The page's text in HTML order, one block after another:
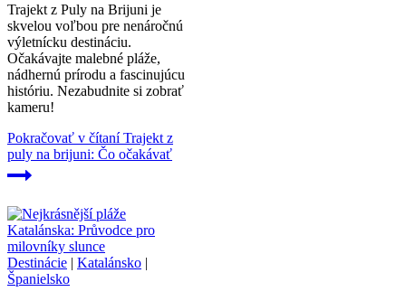
Trajekt z Puly na Brijuni je
skvelou voľbou pre nenáročnú
výletnícku destináciu.
Očakávajte malebné pláže,
nádhernú prírodu a fascinujúcu
históriu. Nezabudnite si zobrať
kameru!
Pokračovať v čítaníTrajekt z
puly na brijuni: Čo očakávať
Destinácie | Katalánsko |
Španielsko